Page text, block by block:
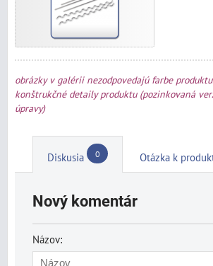
obrázky v galérii nezodpovedajú farbe
konštrukčné detaily produktu (pozinkovaná
úpravy)
Diskusia 0 Otázka k
Nový komentár
Názov: